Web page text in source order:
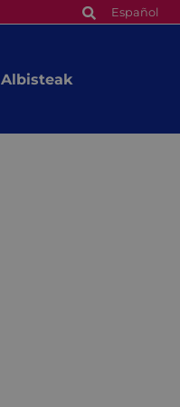
Español
Albisteak